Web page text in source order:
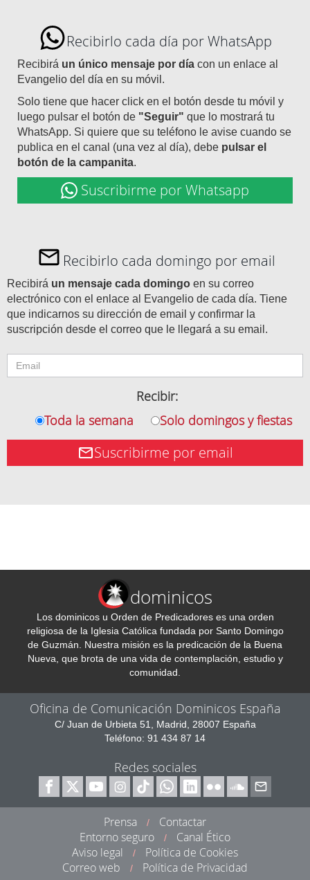
Recibirlo cada día por WhatsApp
Recibirá un único mensaje por día con un enlace al
Evangelio del día en su móvil.
Solo tiene que hacer click en el botón desde tu móvil y
luego pulsar el botón de "Seguir" que lo mostrará tu
WhatsApp. Si quiere que su teléfono le avise cuando se
publica en el canal (una vez al día), debe pulsar el
botón de la campanita.
Suscribirme por Whatsapp
Recibirlo cada domingo por email
Recibirá un mensaje cada domingo en su correo
electrónico con el enlace al Evangelio de cada día. Tiene
que indicarnos su dirección de email y confirmar la
suscripción desde el correo que le llegará a su email.
Recibir:
Toda la semana
Solo domingos y fiestas
Suscribirme por email
dominicos
Los dominicos u Orden de Predicadores es una orden
religiosa de la Iglesia Católica fundada por Santo Domingo
de Guzmán. Nuestra misión es la predicación de la Buena
Nueva, que brota de una vida de contemplación, estudio y
comunidad.
Oficina de Comunicación Dominicos España
C/ Juan de Urbieta 51, Madrid, 28007 España
Teléfono: 91 434 87 14
Redes sociales
Prensa /
Contactar
Entorno seguro
/
Canal Ético
Aviso legal
/
Política de Cookies
Correo web
/ Política de Privacidad